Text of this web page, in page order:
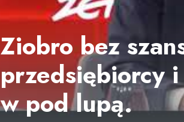
Ziobro bez
przedsiębiorcy
w pod lupą.